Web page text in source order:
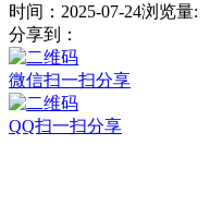
时间：2025-07-24浏览量:
分享到：
微信扫一扫分享
QQ扫一扫分享